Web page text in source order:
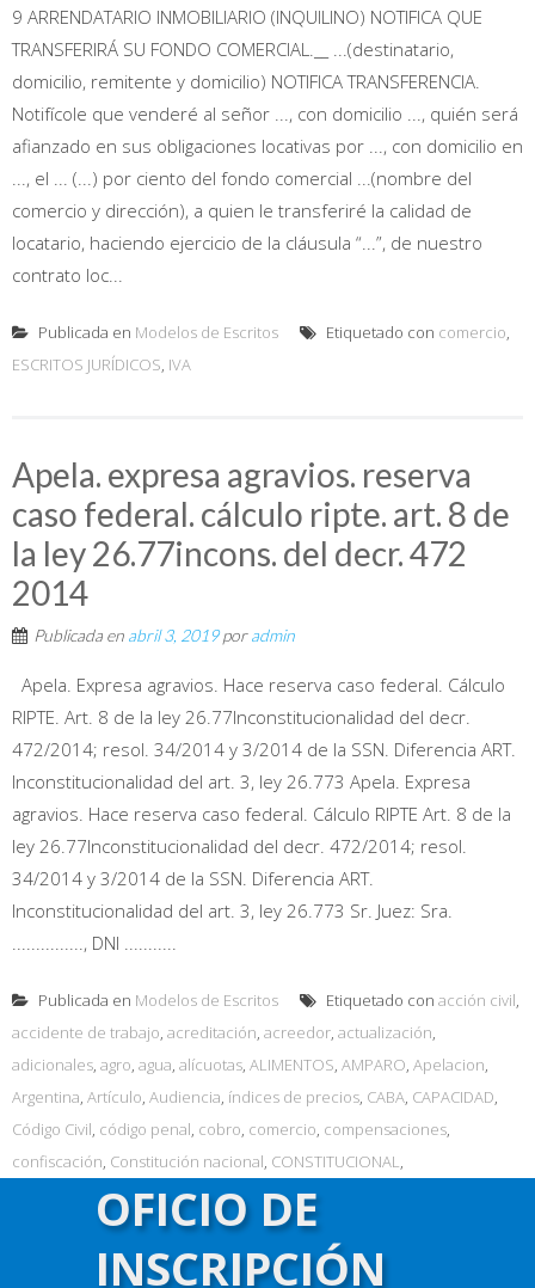
9 ARRENDATARIO INMOBILIARIO (INQUILINO) NOTIFICA QUE
TRANSFERIRÁ SU FONDO COMERCIAL.__ ...(destinatario,
domicilio, remitente y domicilio) NOTIFICA TRANSFERENCIA.
Notifícole que venderé al señor ..., con domicilio ..., quién será
afianzado en sus obligaciones locativas por ..., con domicilio en
..., el ... (...) por ciento del fondo comercial ...(nombre del
comercio y dirección), a quien le transferiré la calidad de
locatario, haciendo ejercicio de la cláusula “...”, de nuestro
contrato loc...
Publicada en Modelos de Escritos Etiquetado con comercio,
ESCRITOS JURÍDICOS, IVA
Apela. expresa agravios. reserva
caso federal. cálculo ripte. art. 8 de
la ley 26.77incons. del decr. 472
2014
Publicada en abril 3, 2019poradmin
Apela. Expresa agravios. Hace reserva caso federal. Cálculo
RIPTE. Art. 8 de la ley 26.77Inconstitucionalidad del decr.
472/2014; resol. 34/2014 y 3/2014 de la SSN. Diferencia ART.
Inconstitucionalidad del art. 3, ley 26.773 Apela. Expresa
agravios. Hace reserva caso federal. Cálculo RIPTE Art. 8 de la
ley 26.77Inconstitucionalidad del decr. 472/2014; resol.
34/2014 y 3/2014 de la SSN. Diferencia ART.
Inconstitucionalidad del art. 3, ley 26.773 Sr. Juez: Sra.
..............., DNI ...........
Publicada en Modelos de Escritos Etiquetado con acción civil,
accidente de trabajo, acreditación, acreedor, actualización,
adicionales, agro, agua, alícuotas, ALIMENTOS, AMPARO, Apelacion,
Argentina, Artículo, Audiencia, índices de precios, CABA, CAPACIDAD,
Código Civil, código penal, cobro, comercio, compensaciones,
confiscación, Constitución nacional, CONSTITUCIONAL,
constitucionalidad,consumidor, contrato de afiliación
de Justicia de la Nación,COSTAS, crisis,cuestiones procesales
datos,dólares estadounidenses,debido proceso
OFICIO DE
INSCRIPCIÓN